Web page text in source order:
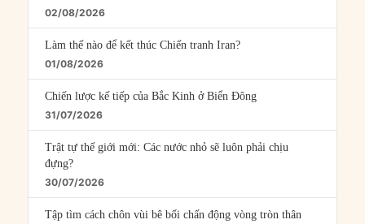
02/08/2026
Làm thế nào để kết thúc Chiến tranh Iran?
01/08/2026
Chiến lược kế tiếp của Bắc Kinh ở Biển Đông
31/07/2026
Trật tự thế giới mới: Các nước nhỏ sẽ luôn phải chịu
đựng?
30/07/2026
Tập tìm cách chôn vùi bê bối chấn động vòng tròn thân